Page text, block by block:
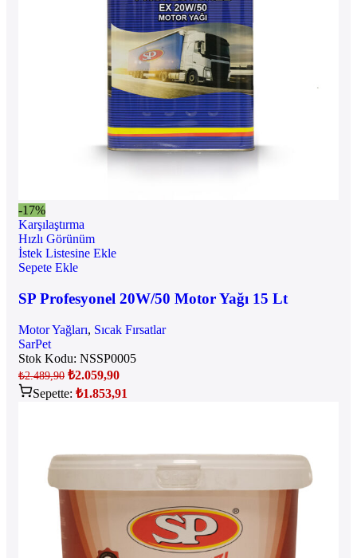
-17%
Karşılaştırma
Hızlı Görünüm
İstek Listesine Ekle
Sepete Ekle
SP Profesyonel 20W/50 Motor Yağı 15 Lt
Motor Yağları, Sıcak Fırsatlar
SarPet
Stok Kodu: NSSP0005
₺2.489,90 ₺2.059,90
Sepette: ₺1.853,91